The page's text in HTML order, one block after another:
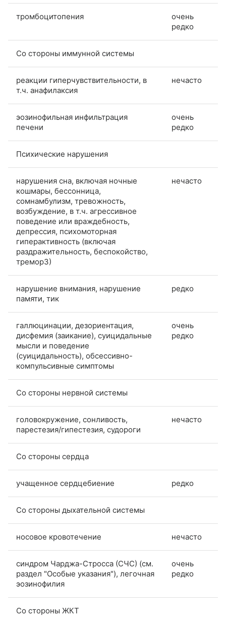
тромбоцитопения
очень
редко
Со стороны иммунной системы
реакции гиперчувствительности, в
т.ч. анафилаксия
нечасто
эозинофильная инфильтрация
печени
очень
редко
Психические нарушения
нарушения сна, включая ночные
кошмары, бессонница,
сомнамбулизм, тревожность,
возбуждение, в т.ч. агрессивное
поведение или враждебность,
депрессия, психомоторная
гиперактивность (включая
раздражительность, беспокойство,
тремор3)
нечасто
нарушение внимания, нарушение
памяти, тик
редко
галлюцинации, дезориентация,
дисфемия (заикание), суицидальные
мысли и поведение
(суицидальность), обсессивно-
компульсивные симптомы
очень
редко
Со стороны нервной системы
головокружение, сонливость,
парестезия/гипестезия, судороги
нечасто
Со стороны сердца
учащенное сердцебиение редко
Со стороны дыхательной системы
носовое кровотечение нечасто
синдром Чарджа-Стросса (СЧС) (см.
раздел "Особые указания"), легочная
эозинофилия
очень
редко
Со стороны ЖКТ